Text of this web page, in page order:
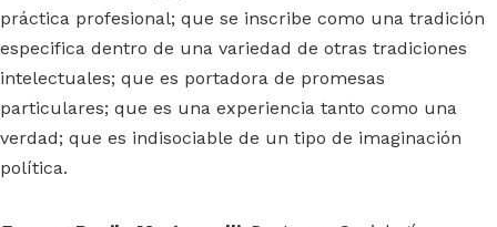
práctica profesional; que se inscribe como una tradición
especifica dentro de una variedad de otras tradiciones
intelectuales; que es portadora de promesas
particulares; que es una experiencia tanto como una
verdad; que es indisociable de un tipo de imaginación
política.